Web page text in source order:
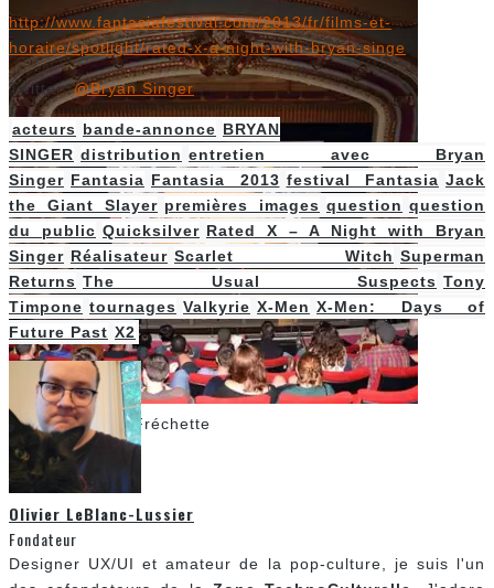
Crédit: Vincent Fréchette
Crédit: Vincent Fréchette
http://www.fantasiafestival.com/2013/fr/films-et-
horaire/spotlight/rated-x-a-night-with-bryan-singe
Twitter:@Bryan Singer
acteurs bande-annonce BRYAN
SINGER distribution entretien avec Bryan
Singer Fantasia Fantasia 2013 festival Fantasia Jack
the Giant Slayer premières images question question
du public Quicksilver Rated X – A Night with Bryan
Singer Réalisateur Scarlet Witch Superman
Returns The Usual Suspects Tony
Timpone tournages Valkyrie X-Men X-Men: Days of
Future Past X2
Olivier LeBlanc-Lussier
Fondateur
Designer UX/UI et amateur de la pop-culture, je suis l'un